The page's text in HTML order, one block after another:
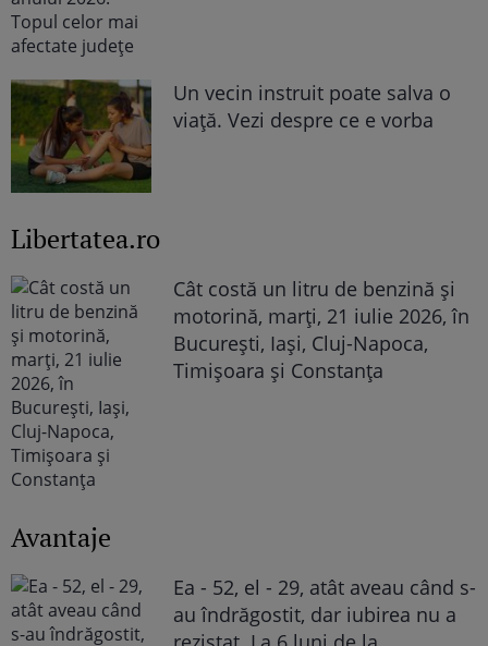
Un vecin instruit poate salva o
viață. Vezi despre ce e vorba
Libertatea.ro
Cât costă un litru de benzină și
motorină, marți, 21 iulie 2026, în
București, Iași, Cluj-Napoca,
Timișoara și Constanța
Avantaje
Ea - 52, el - 29, atât aveau când s-
au îndrăgostit, dar iubirea nu a